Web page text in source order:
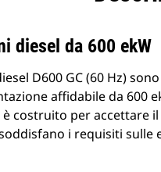
diesel da 600 ekW
D600 GC (60 Hz)
affidabile da 600
è costruito per accettare
i requisiti